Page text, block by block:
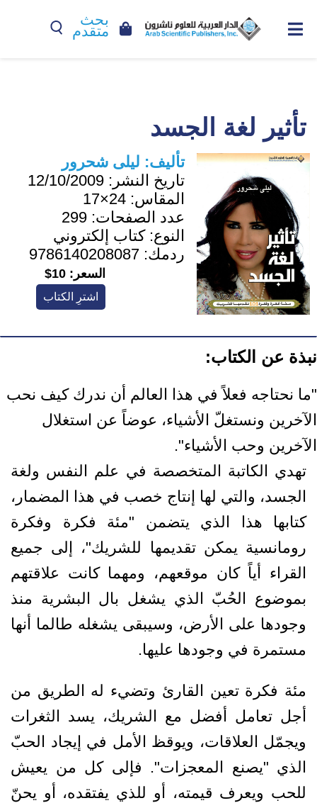
بحث
متقدم
تأثير لغة الجسد
تأليف: ليلى شحرور
تاريخ النشر: 12/10/2009
المقاس: 24×17
عدد الصفحات: 299
النوع:كتاب إلكتروني
ردمك: 9786140208087
السعر: 10$
اشترِ الكتاب
نبذة عن الكتاب:
"ما نحتاجه فعلاً في هذا العالم أن ندرك كيف نحب
الآخرين ونستغلّ الأشياء، عوضاً عن استغلال
الآخرين وحب الأشياء".
تهدي الكاتبة المتخصصة في علم النفس ولغة
الجسد، والتي لها إنتاج خصب في هذا المضمار،
كتابها هذا الذي يتضمن "مئة فكرة وفكرة
رومانسية يمكن تقديمها للشريك"، إلى جميع
القراء أياً كان موقعهم، ومهما كانت علاقتهم
بموضوع الحُبّ الذي يشغل بال البشرية منذ
وجودها على الأرض، وسيبقى يشغله طالما أنها
مستمرة في وجودها عليها.
مئة فكرة تعين القارئ وتضيء له الطريق من
أجل تعامل أفضل مع الشريك، يسد الثغرات
ويجمّل العلاقات، ويوقظ الأمل في إيجاد الحبّ
الذي "يصنع المعجزات". فإلى كل من يعيش
للحب ويعرف قيمته، أو للذي يفتقده، أو يحنّ